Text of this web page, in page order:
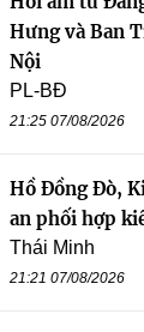
Hưng và Ban
Nội
PL-BĐ
21:25 07/08/2026
Hồ Đồng Đò,
an phối hợp
Thái Minh
21:21 07/08/2026